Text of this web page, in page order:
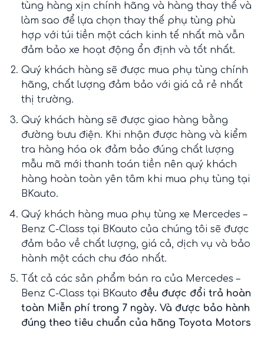
tùng hàng xịn chính hãng và hàng thay thế và
làm sao để lựa chọn thay thế phụ tùng phù
hợp với túi tiền một cách kinh tế nhất mà vẫn
đảm bảo xe hoạt động ổn định và tốt nhất.
Quý khách hàng sẽ được mua phụ tùng chính
hãng, chất lượng đảm bảo với giá cả rẻ nhất
thị trường.
Quý khách hàng sẽ được giao hàng bằng
đường bưu điện. Khi nhận được hàng và kiểm
tra hàng hóa ok đảm bảo đúng chất lượng
mẫu mã mới thanh toán tiền nên quý khách
hàng hoàn toàn yên tâm khi mua phụ tùng tại
BKauto.
Quý khách hàng mua phụ tùng xe Mercedes –
Benz C-Class tại BKauto của chúng tôi sẽ được
đảm bảo về chất lượng, giá cả, dịch vụ và bảo
hành một cách chu đáo nhất.
Tất cả các sản phẩm bán ra của Mercedes –
Benz C-Class tại BKauto đều được đổi trả hoàn
toàn Miễn phí trong 7 ngày. Và được bảo hành
đúng theo tiêu chuẩn của hãng Toyota Motors